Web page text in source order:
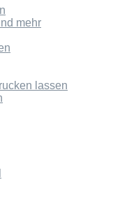
mehr
lassen